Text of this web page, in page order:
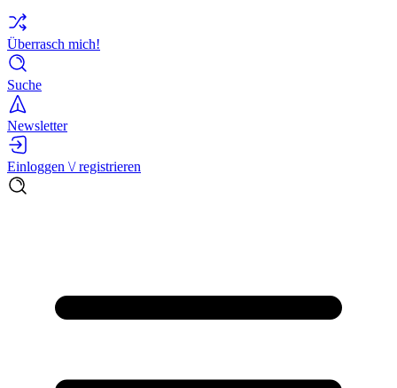
Überrasch mich!
Suche
Newsletter
Einloggen \/ registrieren